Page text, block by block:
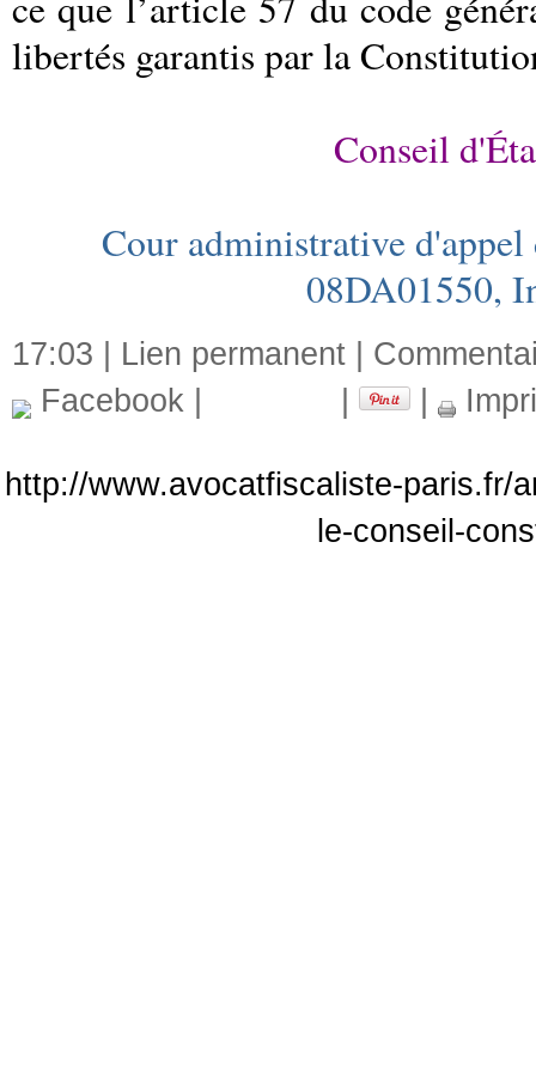
libertés garantis par la
Conseil
Cour administrative
08DA01550,
17:03 | Lien permanent
Facebook
http://www.avocatfiscaliste-paris.fr/
le-conseil-